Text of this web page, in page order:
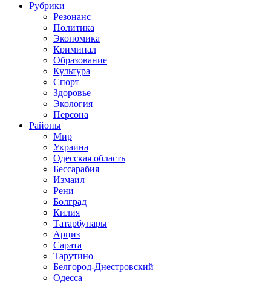
Рубрики
Резонанс
Политика
Экономика
Криминал
Образование
Культура
Спорт
Здоровье
Экология
Персона
Районы
Мир
Украина
Одесская область
Бессарабия
Измаил
Рени
Болград
Килия
Татарбунары
Арциз
Сарата
Тарутино
Белгород-Днестровский
Одесса